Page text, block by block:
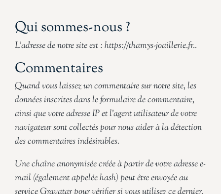
Qui sommes-nous ?
L’adresse de notre site est : https://thamys-joaillerie.fr..
Commentaires
Quand vous laissez un commentaire sur notre site, les
données inscrites dans le formulaire de commentaire,
ainsi que votre adresse IP et l’agent utilisateur de votre
navigateur sont collectés pour nous aider à la détection
des commentaires indésirables.
Une chaîne anonymisée créée à partir de votre adresse e-
mail (également appelée hash) peut être envoyée au